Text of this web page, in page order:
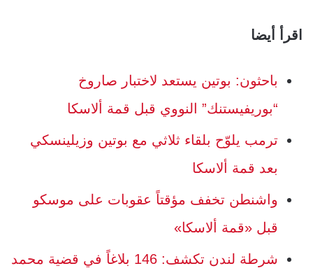
اقرأ أيضا
باحثون: بوتين يستعد لاختبار صاروخ
“بوريفيستنك” النووي قبل قمة ألاسكا
ترمب يلوّح بلقاء ثلاثي مع بوتين وزيلينسكي
بعد قمة ألاسكا
واشنطن تخفف مؤقتاً عقوبات على موسكو
قبل «قمة ألاسكا»
شرطة لندن تكشف: 146 بلاغاً في قضية محمد